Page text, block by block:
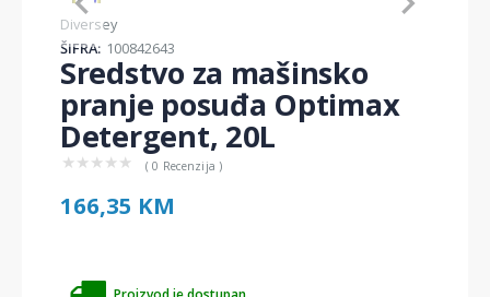
Item
1
of
1
Diversey
ŠIFRA: 100842643
Sredstvo za mašinsko
pranje posuđa Optimax
Detergent, 20L
★ ★ ★ ★ ★ ( 0 Recenzija )
166,35 KM